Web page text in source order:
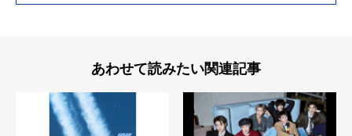
あわせて読みたい関連記事